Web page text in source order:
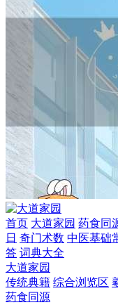
首页 大道家园 药食同
日 奇门术数 中医基础
答 词典大全
大道家园
传统典籍 综合浏览区
药食同源